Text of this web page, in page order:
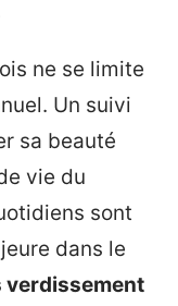
ne se limite
Un suivi
sa beauté
vie du
sont
dans le
verdissement